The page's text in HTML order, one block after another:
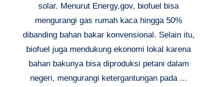
solar. Menurut Energy.gov, biofuel bisa
mengurangi gas rumah kaca hingga 50%
dibanding bahan bakar konvensional. Selain itu,
biofuel juga mendukung ekonomi lokal karena
bahan bakunya bisa diproduksi petani dalam
negeri, mengurangi ketergantungan pada ...